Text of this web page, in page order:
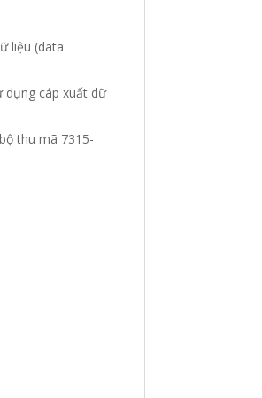
liệu (data
dụng cáp xuất dữ
thu mã 7315-